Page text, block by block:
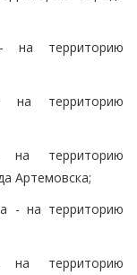
- на территорию
на территорию
на территорию
Артемовска;
- на территорию
на территорию